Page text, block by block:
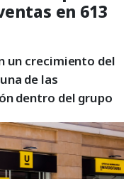
en 613
un crecimiento del
de las
dentro del grupo